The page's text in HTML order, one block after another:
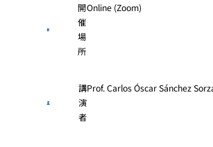
開
催
場
所
Online (Zoom)
講
演
者
Prof. Carlos Óscar Sánchez